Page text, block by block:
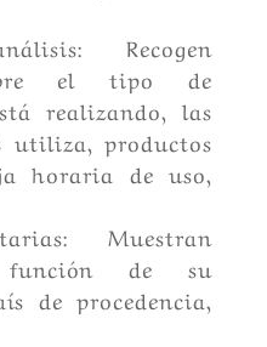
Recogen
el tipo de
realizando, las
utiliza, productos
horaria de uso,
Muestran
de su
de procedencia,